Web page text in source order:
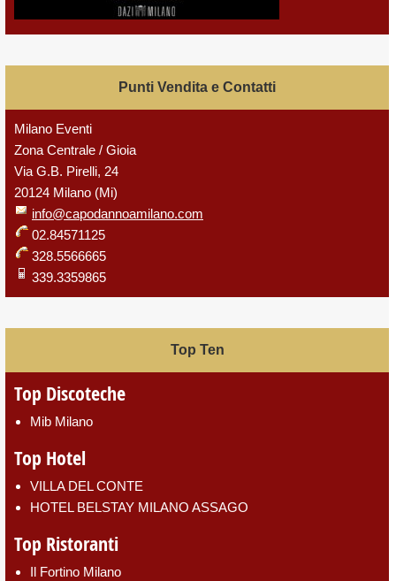
Punti Vendita e Contatti
Milano Eventi
Zona Centrale / Gioia
Via G.B. Pirelli, 24
20124 Milano (Mi)
info@capodannoamilano.com
02.84571125
328.5566665
339.3359865
Top Ten
Top Discoteche
Mib Milano
Top Hotel
VILLA DEL CONTE
HOTEL BELSTAY MILANO ASSAGO
Top Ristoranti
Il Fortino Milano